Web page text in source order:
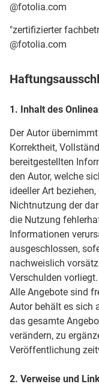
@fotolia.com
"zertifizierter
@fotolia.com
1. Inhalt des
Der Autor
Korrektheit,
bereitgestellten
den Autor, welche
ideeller Art
Nichtnutzung der
die Nutzung
Informationen
ausgeschlossen,
nachweislich
Verschulden vorliegt.
Alle Angebote sind
Autor behält es sich
das gesamte
verändern, zu
Veröffentlichung
2. Verweise und